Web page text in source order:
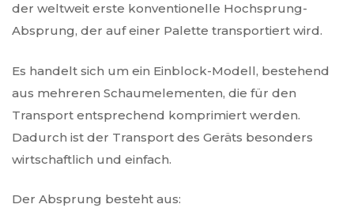
der weltweit erste konventionelle Hochsprung-
Absprung, der auf einer Palette transportiert wird.
Es handelt sich um ein Einblock-Modell, bestehend
aus mehreren Schaumelementen, die für den
Transport entsprechend komprimiert werden.
Dadurch ist der Transport des Geräts besonders
wirtschaftlich und einfach.
Der Absprung besteht aus: